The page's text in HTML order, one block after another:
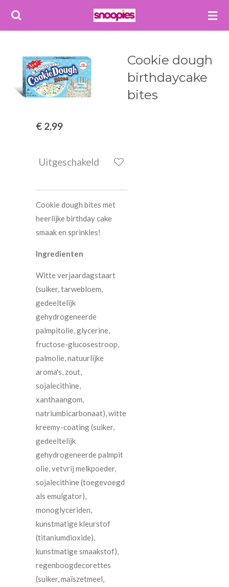
Ga
hoofdinhoud
Cookie dough
birthdaycake
bites
€ 2,99
Uitgeschakeld
Cookie dough bites met
heerlijke birthday cake
smaak en sprinkles!
Ingredienten
Witte verjaardagstaart
(suiker, tarwebloem,
gedeeltelijk
gehydrogeneerde
palmpitolie, glycerine,
fructose-glucosestroop,
palmolie, natuurlijke
aroma's, zout,
sojalecithine,
xanthaangom,
natriumbicarbonaat), witte
kreemy-coating (suiker,
gedeeltelijk
gehydrogeneerde palmpit
olie, vetvrij melkpoeder,
sojalecithine (toegevoegd
als emulgator),
monoglyceriden,
kunstmatige kleurstof
(titaniumdioxide),
kunstmatige smaakstof),
regenboogdecorettes
(suiker, maïszetmeel,